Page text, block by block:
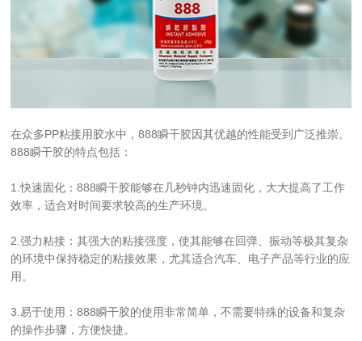
在众多PP粘接用胶水中，888瞬干胶因其优越的性能受到广泛推崇。
888瞬干胶的特点包括：
1.快速固化：888瞬干胶能够在几秒钟内迅速固化，大大提高了工作
效率，适合对时间要求较高的生产环境。
2.强力粘接：其强大的粘接强度，使其能够在回弹、振动等极其复杂
的环境中保持稳定的粘接效果，尤其适合汽车、电子产品等行业的应
用。
3.易于使用：888瞬干胶的使用非常简单，不需要特殊的设备和复杂
的操作步骤，方便快捷。